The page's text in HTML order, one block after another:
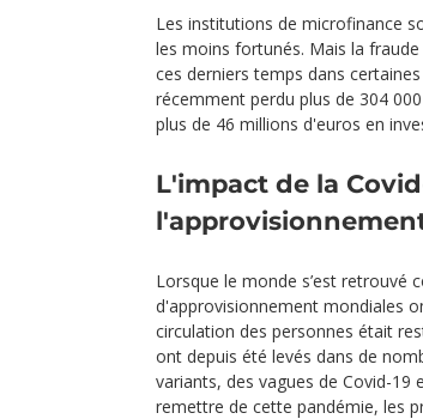
Les institutions de microfinance
les moins fortunés. Mais la
ces derniers temps dans
récemment perdu plus de 304
plus de 46 millions d'euros en
L'impact de la
Lorsque le monde s’est retrouvé
d'approvisionnement mondiales
circulation des personnes était
ont depuis été levés dans de
variants, des vagues de Covid-19
remettre de cette pandémie, les